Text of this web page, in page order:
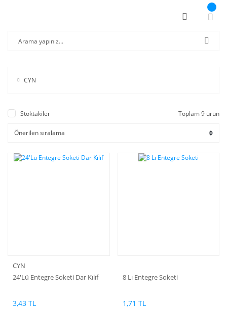
CYN
Stoktakiler Toplam 9 ürün
CYN
24'Lü Entegre Soketi Dar Kılıf
3,43 TL
8 Lı Entegre Soketi
1,71 TL